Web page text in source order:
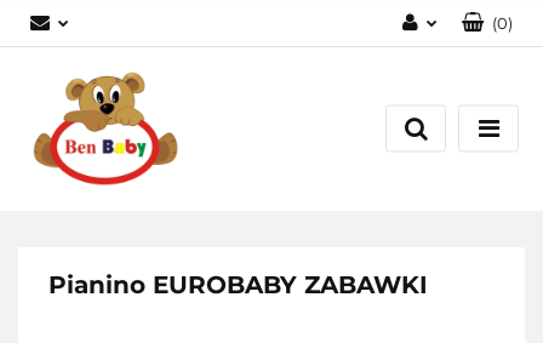
Zarejestruj się
Dodaj zgłoszenie
(0)
Pianino EUROBABY ZABAWKI